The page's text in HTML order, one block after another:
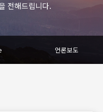
전해드립니다.
언론보도